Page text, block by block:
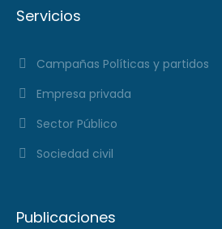
Servicios
Campañas Políticas y partidos
Empresa privada
Sector Público
Sociedad civil
Publicaciones